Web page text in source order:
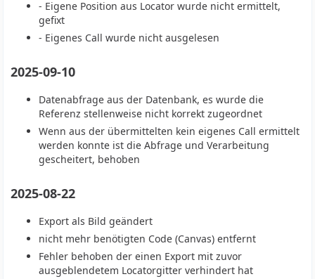
- Eigene Position aus Locator wurde nicht ermittelt,
gefixt
- Eigenes Call wurde nicht ausgelesen
2025-09-10
Datenabfrage aus der Datenbank, es wurde die
Referenz stellenweise nicht korrekt zugeordnet
Wenn aus der übermittelten kein eigenes Call ermittelt
werden konnte ist die Abfrage und Verarbeitung
gescheitert, behoben
2025-08-22
Export als Bild geändert
nicht mehr benötigten Code (Canvas) entfernt
Fehler behoben der einen Export mit zuvor
ausgeblendetem Locatorgitter verhindert hat